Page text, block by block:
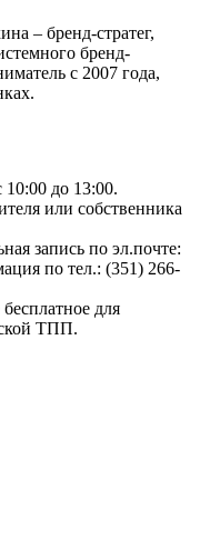
– бренд-стратег,
бренд-
с 2007 года,
до 13:00.
или собственника
запись по эл.почте:
по тел.: (351) 266-
для
ТПП.